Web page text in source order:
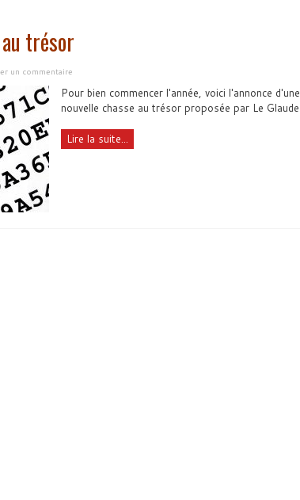
trésor
un commentaire
Pour bien commencer l'année, voici l'annonce d'une
nouvelle chasse au trésor proposée par Le Glaude
Lire la suite...